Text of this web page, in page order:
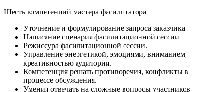
Шесть компетенций мастера фасилитатора
Уточнение и формулирование запроса заказчика.
Написание сценария фасилитационной сессии.
Режиссура фасилитационной сессии.
Управление энергетикой, эмоциями, вниманием,
креативностью аудитории.
Компетенция решать противоречия, конфликты в
процессе обсуждения.
Умения отвечать на сложные вопросы участников